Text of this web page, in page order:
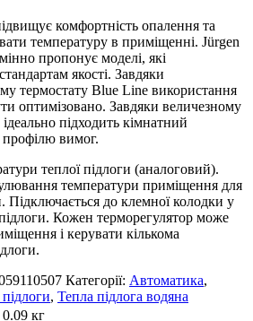
комфортність опалення та
температуру в приміщенні. Jürgen
пропонує моделі, які
якості. Завдяки
термостату Blue Line використання
оптимізовано. Завдяки величезному
підходить кімнатний
профілю вимог.
теплої підлоги (аналоговий).
температури приміщення для
Підключається до клемної колодки у
Кожен терморегулятор може
і керувати кількома
Категорії: Автоматика,
, Тепла підлога водяна
0.09 кг